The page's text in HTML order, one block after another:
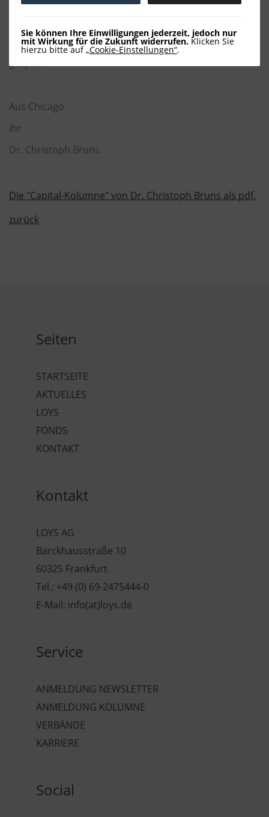
Sie können Ihre Einwilligungen jederzeit, jedoch nur
mit Wirkung für die Zukunft widerrufen. Klicken Sie
hierzu bitte auf„Cookie-Einstellungen“.
Vernehmen nach neben der geographischen Nähe zu
wirtschaftsfreundliche Umfeld und nicht zuletzt die im
Vergleich zu Deutschland niedrigeren
Unternehmenssteuern in den Niederlanden eine Rolle
gespielt.
Aus Chicago
Ihr
Dr. Christoph Bruns
Die "Capital-Kolumne" von Dr. Christoph Bruns als pdf.
zurück
Seiten
STARTSEITE
AKTUELLES
LOYS
FONDS
KONTAKT
Kontakt
LOYS AG
Barckhausstraße 10
60325 Frankfurt
Tel.: +49 (0) 69-2475444-0
E-Mail: info(at)loys.de
Service
ANMELDUNG NEWSLETTER
ANMELDUNG KOLUMNE
VERBÄNDE
KARRIERE
Social